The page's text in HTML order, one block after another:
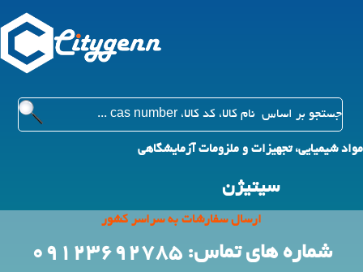
مواد شیمیایی، تجهیزات و ملزومات آزمایشگاهی
سیتیژن
ارسال سفارشات به سراسر کشور
شماره های تماس: 09123692785